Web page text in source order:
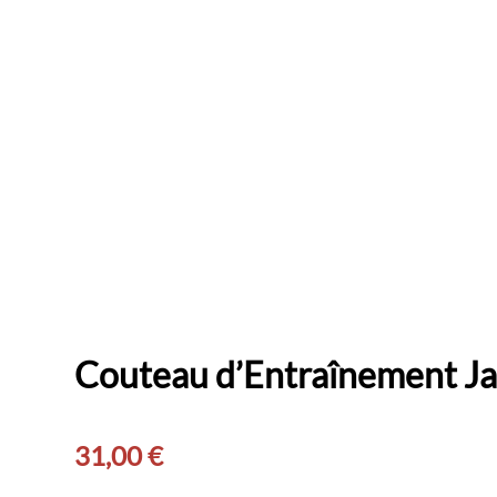
Couteau d’Entraînement
31,00€